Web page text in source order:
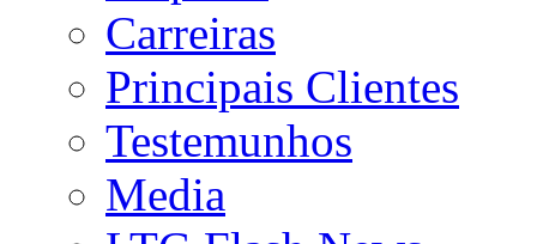
Carreiras
Principais Clientes
Testemunhos
Media